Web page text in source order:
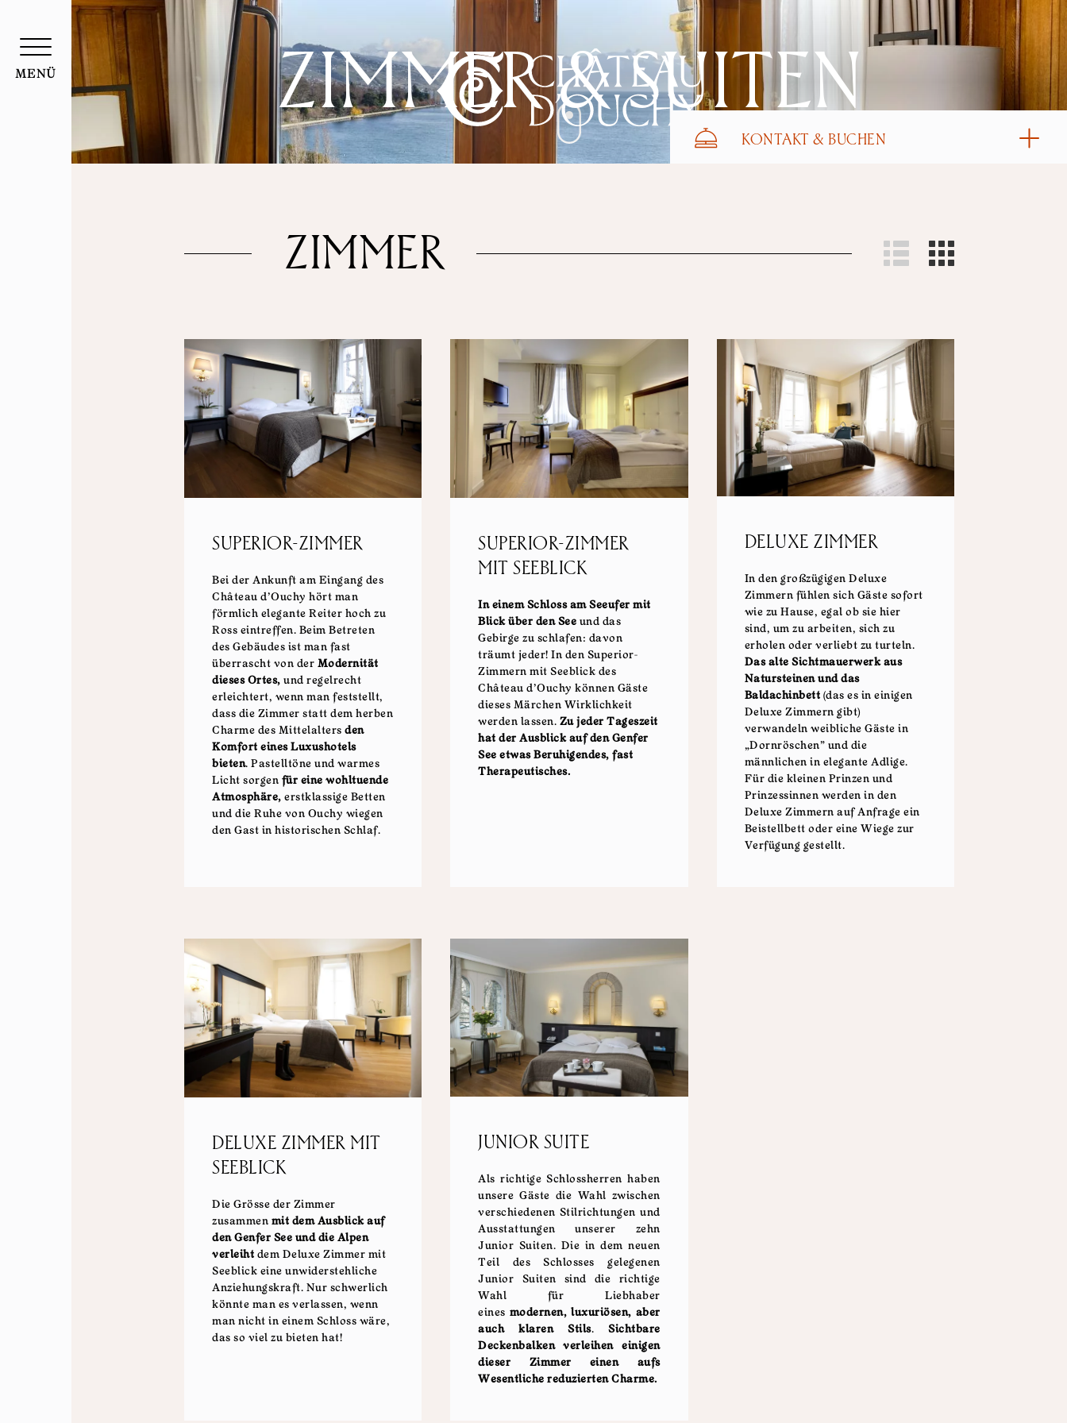
MENÜ ZIMMER & SUITEN
KONTAKT & BUCHEN
ZIMMER
SUPERIOR-ZIMMER
Bei der Ankunft am Eingang des
Château d’Ouchy hört man
förmlich elegante Reiter hoch zu
Ross eintreffen. Beim Betreten
des Gebäudes ist man fast
überrascht von der Modernität
dieses Ortes, und regelrecht
erleichtert, wenn man feststellt,
dass die Zimmer statt dem herben
Charme des Mittelalters den
Komfort eines Luxushotels
bieten. Pastelltöne und warmes
Licht sorgen für eine wohltuende
Atmosphäre, erstklassige Betten
und die Ruhe von Ouchy wiegen
den Gast in historischen Schlaf.
SUPERIOR-ZIMMER
MIT SEEBLICK
In einem Schloss am Seeufer mit
Blick über den See und das
Gebirge zu schlafen: davon
träumt jeder! In den Superior-
Zimmern mit Seeblick des
Château d’Ouchy können Gäste
dieses Märchen Wirklichkeit
werden lassen. Zu jeder Tageszeit
hat der Ausblick auf den Genfer
See etwas Beruhigendes, fast
Therapeutisches.
DELUXE ZIMMER
In den großzügigen Deluxe
Zimmern fühlen sich Gäste sofort
wie zu Hause, egal ob sie hier
sind, um zu arbeiten, sich zu
erholen oder verliebt zu turteln.
Das alte Sichtmauerwerk aus
Natursteinen und das
Baldachinbett (das es in einigen
Deluxe Zimmern gibt)
verwandeln weibliche Gäste in
„Dornröschen" und die
männlichen in elegante Adlige.
Für die kleinen Prinzen und
Prinzessinnen werden in den
Deluxe Zimmern auf Anfrage ein
Beistellbett oder eine Wiege zur
Verfügung gestellt.
DELUXE ZIMMER MIT
SEEBLICK
Die Grösse der Zimmer
zusammen mit dem Ausblick auf
den Genfer See und die Alpen
verleiht dem Deluxe Zimmer mit
Seeblick eine unwiderstehliche
Anziehungskraft. Nur schwerlich
könnte man es verlassen, wenn
man nicht in einem Schloss wäre,
das so viel zu bieten hat!
JUNIOR SUITE
Als richtige Schlossherren haben
unsere Gäste die Wahl zwischen
verschiedenen Stilrichtungen und
Ausstattungen unserer zehn
Junior Suiten. Die in dem neuen
Teil des Schlosses gelegenen
Junior Suiten sind die richtige
Wahl für Liebhaber
eines modernen, luxuriösen, aber
auch klaren Stils. Sichtbare
Deckenbalken verleihen einigen
dieser Zimmer einen aufs
Wesentliche reduzierten Charme.
Cookie-Einstellungen